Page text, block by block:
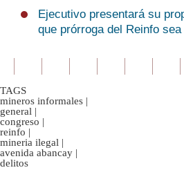
Ejecutivo presentará su
que prórroga del Reinfo
TAGS
mineros informales |
general |
congreso |
reinfo |
mineria ilegal |
avenida abancay |
delitos